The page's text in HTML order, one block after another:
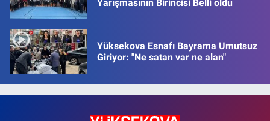
Yarışmasının Birincisi Belli oldu
Yüksekova Esnafı Bayrama Umutsuz
Giriyor: "Ne satan var ne alan"